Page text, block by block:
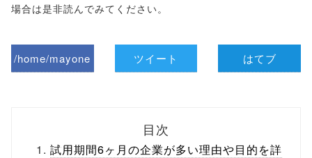
場合は是非読んでみてください。
/home/mayone
ml/wp-
ツイート はてブ
目次
試用期間6ヶ月の企業が多い理由や目的を詳